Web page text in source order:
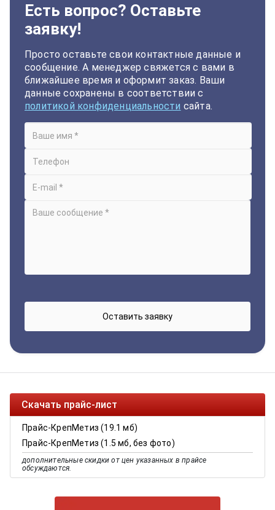
Есть вопрос? Оставьте
заявку!
Просто оставьте свои контактные данные и
сообщение. А менеджер свяжется с вами в
ближайшее время и оформит заказ. Ваши
данные сохранены в соответствии с
политикой конфиденциальности сайта.
Скачать прайс-лист
Прайс-КрепМетиз (19.1 мб)
Прайс-КрепМетиз (1.5 мб, без фото)
дополнительные скидки от цен указанных в прайсе
обсуждаются.